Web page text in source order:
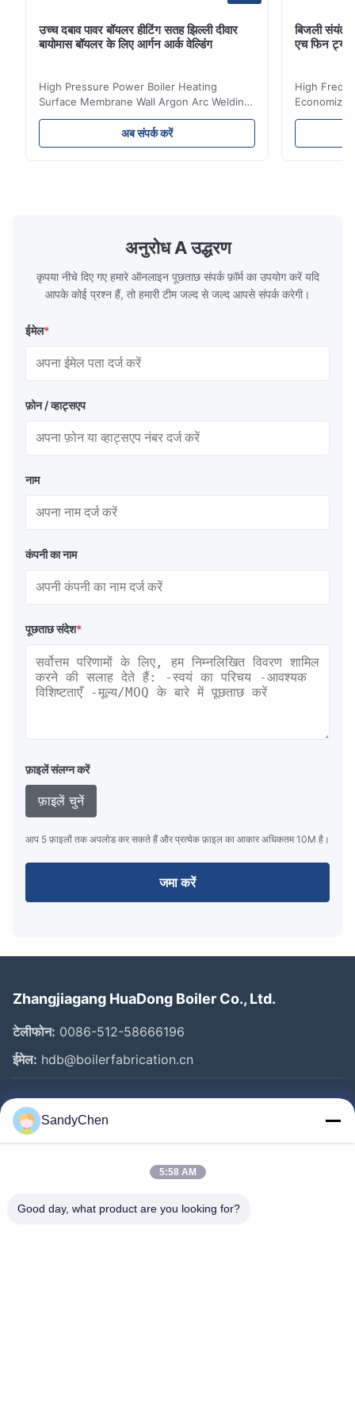
उच्च दबाव पावर बॉयलर हीटिंग सतह झिल्ली दीवार
बायोमास बॉयलर के लिए आर्गन आर्क वेल्डिंग
High Pressure Power Boiler Heating
Surface Membrane Wall Argon Arc Welding
For Biomass Boiler Product Introduction
Water wall panels with pins usually laid
vertically on the inner wall of the furnace
the basic component of boiler water
circulation loop.Because of both cooling
अब संपर्क करें
बिजली संयंत्र
एच फिन ट्यूब
High
Product
industrial
अनुरोध A उद्धरण
कृपया नीचे दिए गए हमारे ऑनलाइन पूछताछ संपर्क फ़ॉर्म का उपयोग करें यदि
आपके कोई प्रश्न हैं, तो हमारी टीम जल्द से जल्द आपसे संपर्क करेगी।
ईमेल*
फ़ोन / व्हाट्सएप
नाम
कंपनी का नाम
पूछताछ संदेश*
फ़ाइलें संलग्न करें
फ़ाइलें चुनें
आप 5 फ़ाइलों तक अपलोड कर सकते हैं और प्रत्येक फ़ाइल का आकार अधिकतम 10M है।
जमा करें
Zhangjiagang HuaDong Boiler Co., Ltd.
टेलीफोन: 0086-512-58666196
ईमेल: hdb@boilerfabrication.cn
त्वरित लिंक
घर
वीडियो
SandyChen
5:58 AM
Good day, what product are you looking for?